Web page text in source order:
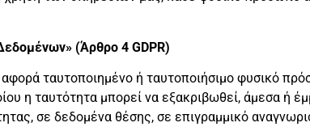
(Άρθρο 4 GDPR)
ταυτοποιημένο ή ταυτοποιήσιμο φυσικό
η ταυτότητα μπορεί να εξακριβωθεί, άμεσα ή
σε δεδομένα θέσης, σε επιγραμμικό